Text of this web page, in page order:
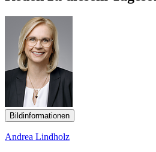
Bildinformationen
Andrea Lindholz